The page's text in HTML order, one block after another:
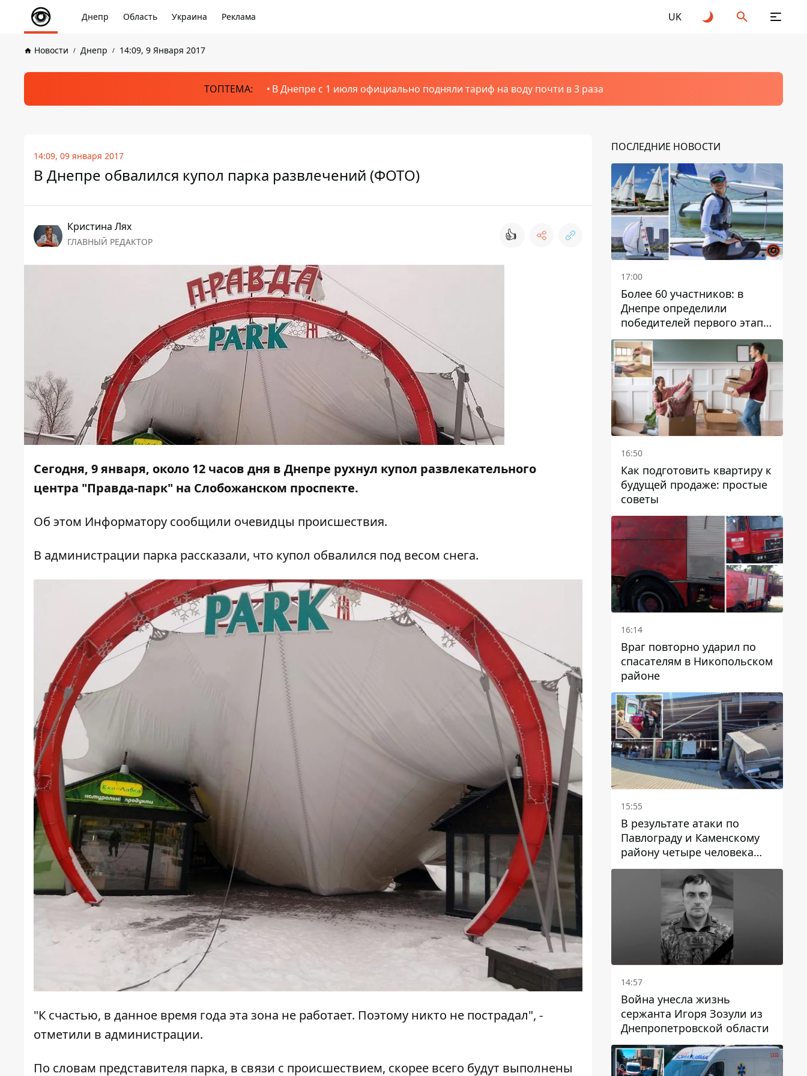
Днепр Область Украина Реклама UK
Новости Днепр 14:09, 9 Января 2017
ТОПТЕМА: В Днепре с 1 июля официально подняли тариф на воду почти в 3 раза
14:09, 09 января 2017
В Днепре обвалился купол парка развлечений (ФОТО)
Кристина Лях
ГЛАВНЫЙ РЕДАКТОР 👍
Сегодня, 9 января, около 12 часов дня в Днепре рухнул купол развлекательного
центра "Правда-парк" на Слобожанском проспекте.
Об этом Информатору сообщили очевидцы происшествия.
В администрации парка рассказали, что купол обвалился под весом снега.
"К счастью, в данное время года эта зона не работает. Поэтому никто не пострадал", -
отметили в администрации.
По словам представителя парка, в связи с происшествием, скорее всего будут выполнены
ПОСЛЕДНИЕ НОВОСТИ
17:00
Более 60 участников: в
Днепре определили
победителей первого этапа
Кубка Украины по
парусному спорту
16:50
Как подготовить квартиру к
будущей продаже: простые
советы
16:14
Враг повторно ударил по
спасателям в Никопольском
районе
15:55
В результате атаки по
Павлограду и Каменскому
району четыре человека
погибли, семеро получили
ранения
14:57
Война унесла жизнь
сержанта Игоря Зозули из
Днепропетровской области